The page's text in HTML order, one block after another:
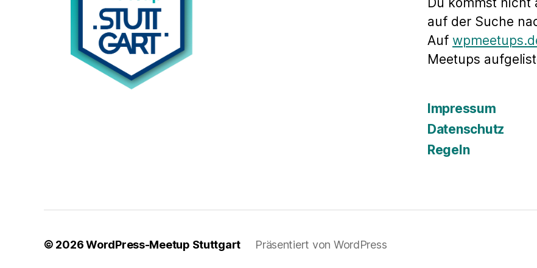
auf der Suche
Auf
Meetups
Impressum
Datenschutz
Regeln
© 2026WordPress-Meetup Stuttgart Präsentiert von WordPress